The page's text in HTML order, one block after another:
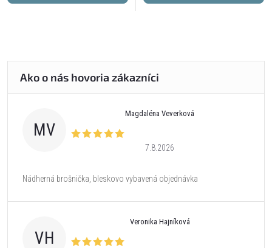
MV
Magdaléna Veverková
7.8.2026
Nádherná brošnička, bleskovo vybavená objednávka
VH
Veronika Hajníková